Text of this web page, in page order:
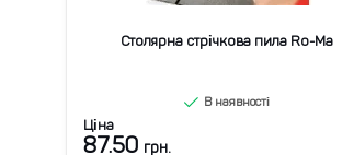
Столярна стрічкова пила Ro-Ma
В наявності
Ціна
87.50 грн.